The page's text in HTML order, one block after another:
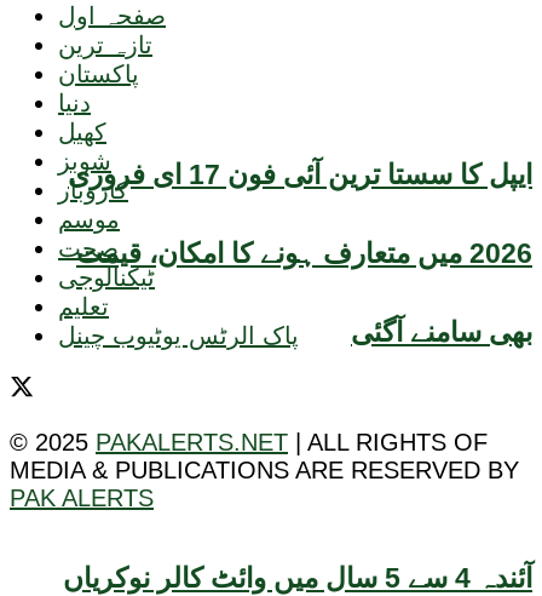
ایپل کا سستا ترین آئی فون 17 ای فروری
2026 میں متعارف ہونے کا امکان، قیمت
بھی سامنے آگئی
آئندہ 4 سے 5 سال میں وائٹ کالر نوکریاں
صفحہ اول
تازہ ترین
پاکستان
دنیا
کھیل
شوبز
کاروبار
موسم
صحت
ٹیکنالوجی
تعلیم
پاک الرٹس یوٹیوب چینل
© 2025 PAKALERTS.NET | ALL RIGHTS OF
MEDIA & PUBLICATIONS ARE RESERVED BY
PAK ALERTS